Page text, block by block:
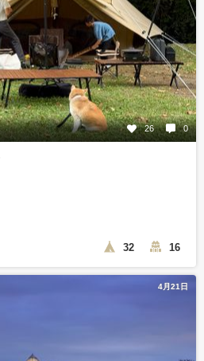
26 0
32 16
4月21日